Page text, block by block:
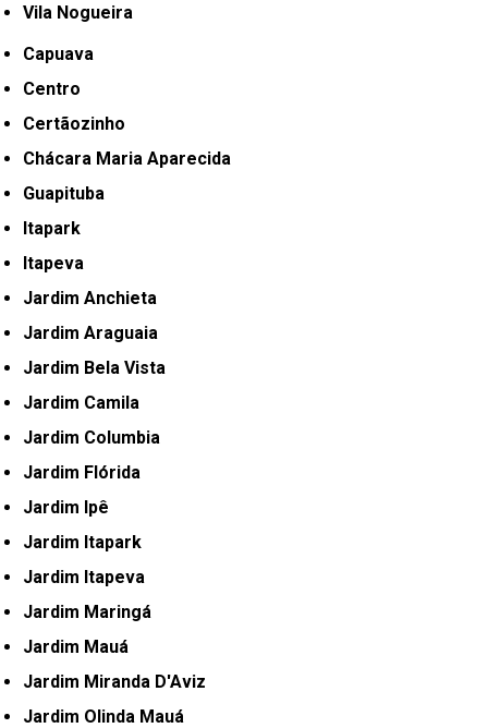
Vila Nogueira
Capuava
Centro
Certãozinho
Chácara Maria Aparecida
Guapituba
Itapark
Itapeva
Jardim Anchieta
Jardim Araguaia
Jardim Bela Vista
Jardim Camila
Jardim Columbia
Jardim Flórida
Jardim Ipê
Jardim Itapark
Jardim Itapeva
Jardim Maringá
Jardim Mauá
Jardim Miranda D'Aviz
Jardim Olinda Mauá